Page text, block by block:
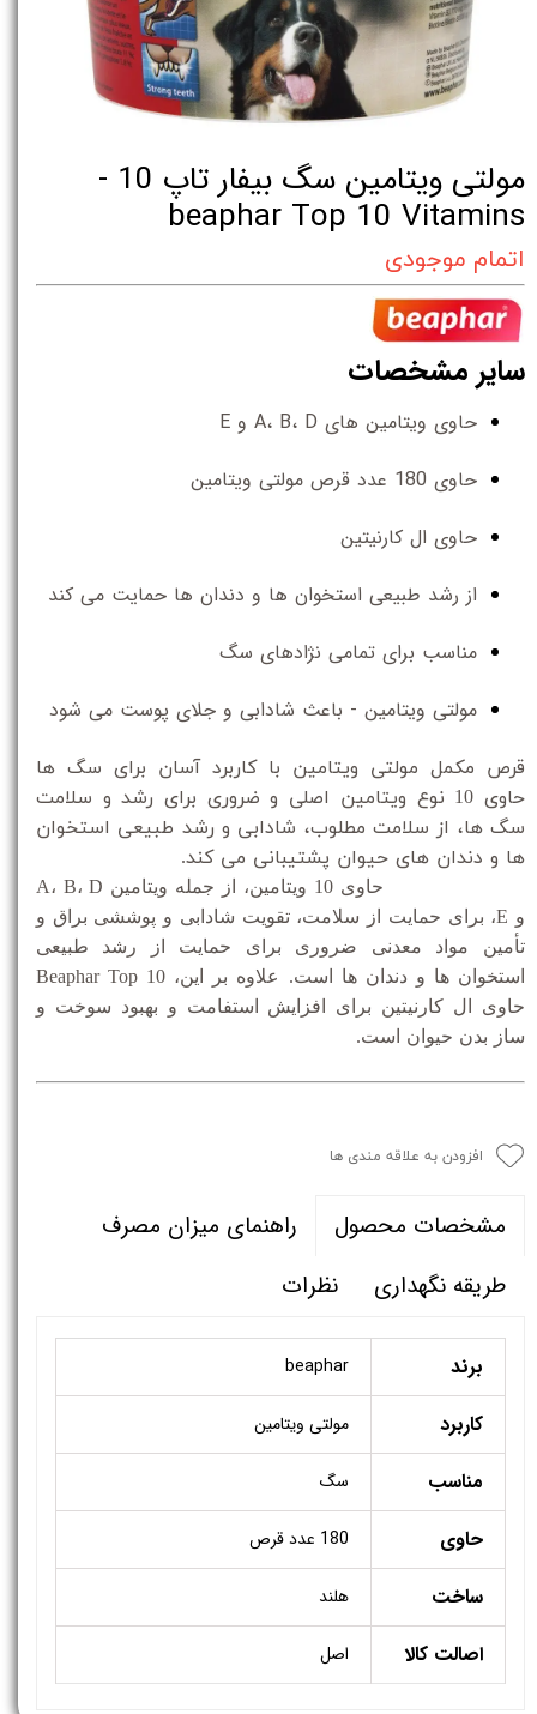
مولتی ویتامین سگ بیفار تاپ 10 -
beaphar Top 10 Vitamins
اتمام موجودی
سایر مشخصات
حاوی ویتامین های A، B، D و E
حاوی 180 عدد قرص مولتی ویتامین
حاوی ال کارنیتین
از رشد طبیعی استخوان ها و دندان ها حمایت می کند
مناسب برای تمامی نژادهای سگ
مولتی ویتامین - باعث شادابی و جلای پوست می شود
قرص مکمل مولتی ویتامین با کاربرد آسان برای سگ ها
حاوی 10 نوع ویتامین اصلی و ضروری برای رشد و سلامت
سگ ها، از سلامت مطلوب، شادابی و رشد طبیعی استخوان
ها و دندان های حیوان پشتیبانی می کند.
Beaphar Top 10 حاوی 10 ویتامین، از جمله ویتامین A، B، D
و E، برای حمایت از سلامت، تقویت شادابی و پوششی براق و
تأمین مواد معدنی ضروری برای حمایت از رشد طبیعی
استخوان ها و دندان ها است.
علاوه بر این، Beaphar Top 10
حاوی ال کارنیتین برای افزایش استفامت و بهبود سوخت و
ساز بدن حیوان است.
افزودن به علاقه مندی ها
مشخصات محصول
راهنمای میزان مصرف
طریقه نگهداری
نظرات
برند beaphar
کاربرد مولتی ویتامین
مناسب سگ
حاوی 180 عدد قرص
ساخت هلند
اصالت کالا اصل